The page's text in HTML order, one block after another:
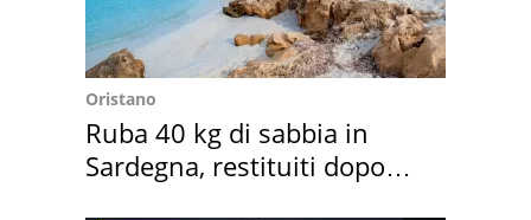
Oristano
Ruba 40 kg di sabbia in
Sardegna, restituiti dopo